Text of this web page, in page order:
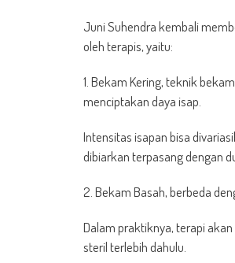
Juni Suhendra kembali
oleh terapis, yaitu:
1. Bekam Kering, teknik
menciptakan daya isap.
Intensitas isapan bisa
dibiarkan terpasang dengan
2. Bekam Basah, berbeda
Dalam praktiknya, terapi
steril terlebih dahulu.